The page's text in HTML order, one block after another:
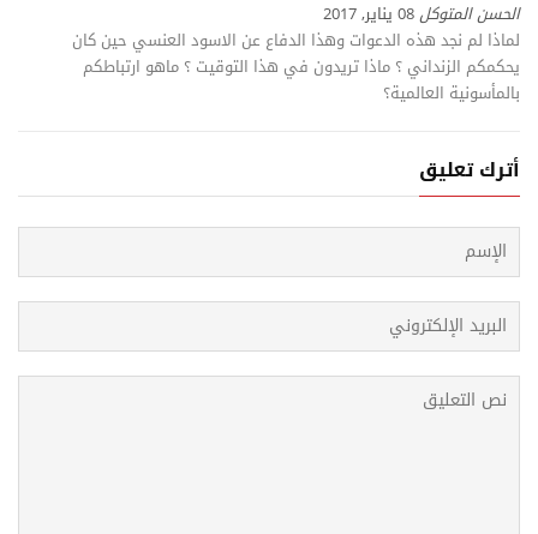
الحسن المتوكل08 يناير, 2017
لماذا لم نجد هذه الدعوات وهذا الدفاع عن الاسود العنسي حين كان
يحكمكم الزنداني ؟ ماذا تريدون في هذا التوقيت ؟ ماهو ارتباطكم
بالمأسونية العالمية؟
أترك تعليق